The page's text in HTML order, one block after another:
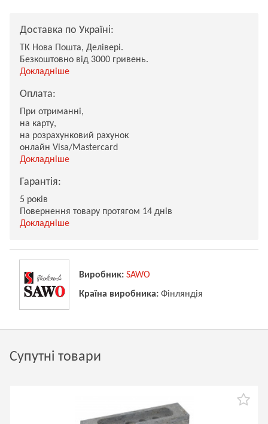
Доставка по Україні:
ТК Нова Пошта, Делівері.
Безкоштовно від 3000 гривень.
Докладніше
Оплата:
При отриманні,
на карту,
на розрахунковий рахунок
онлайн Visa/Mastercard
Докладніше
Гарантія:
5 років
Повернення товару протягом 14 днів
Докладніше
Виробник: SAWO
Країна виробника: Фінляндія
Супутні товари